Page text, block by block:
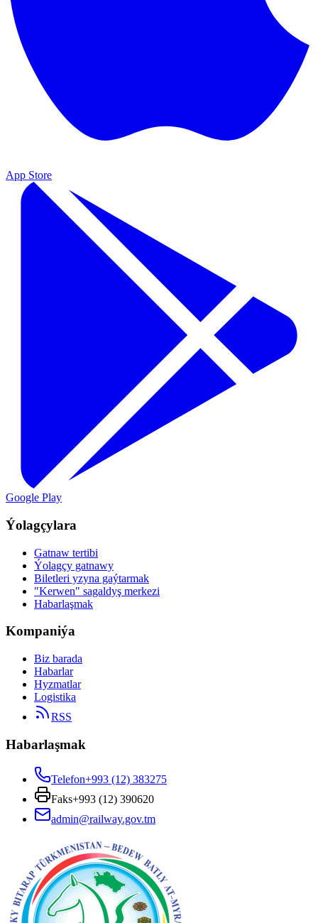
App Store
Google Play
Ýolagçylara
Gatnaw tertibi
Ýolagçy gatnawy
Biletleri yzyna gaýtarmak
"Kerwen" sagaldyş merkezi
Habarlaşmak
Kompaniýa
Biz barada
Habarlar
Hyzmatlar
Logistika
RSS
Habarlaşmak
Telefon+993 (12) 383275
Faks+993 (12) 390620
admin@railway.gov.tm